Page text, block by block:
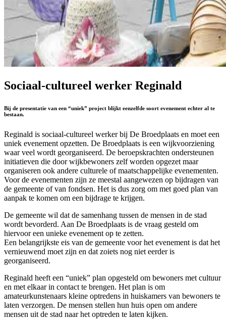
Sociaal-cultureel werker Reginald
Bij de presentatie van een “uniek” project blijkt eenzelfde soort evenement echter al te
bestaan.
Reginald is sociaal-cultureel werker bij De Broedplaats en moet een
uniek evenement opzetten. De Broedplaats is een wijkvoorziening
waar veel wordt georganiseerd. De beroepskrachten ondersteunen
initiatieven die door wijkbewoners zelf worden opgezet maar
organiseren ook andere culturele of maatschappelijke evenementen.
Voor de evenementen zijn ze meestal aangewezen op bijdragen van
de gemeente of van fondsen. Het is dus zorg om met goed plan van
aanpak te komen om een bijdrage te krijgen.
De gemeente wil dat de samenhang tussen de mensen in de stad
wordt bevorderd. Aan De Broedplaats is de vraag gesteld om
hiervoor een unieke evenement op te zetten.
Een belangrijkste eis van de gemeente voor het evenement is dat het
vernieuwend moet zijn en dat zoiets nog niet eerder is
georganiseerd.
Reginald heeft een “uniek” plan opgesteld om bewoners met cultuur
en met elkaar in contact te brengen. Het plan is om
amateurkunstenaars kleine optredens in huiskamers van bewoners te
laten verzorgen. De mensen stellen hun huis open om andere
mensen uit de stad naar het optreden te laten kijken.